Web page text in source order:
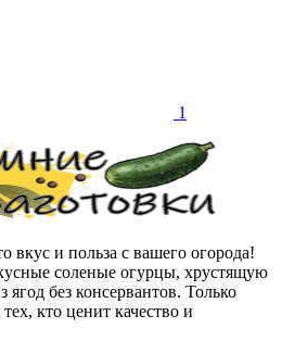
1
вкус и польза с вашего огорода!
соленые огурцы, хрустящую
ягод без консервантов. Только
кто ценит качество и